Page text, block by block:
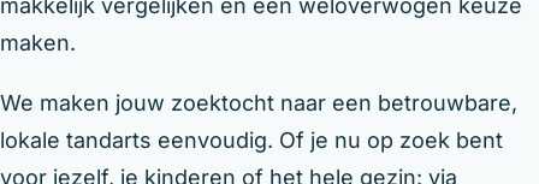
maken.
We maken jouw zoektocht naar een betrouwbare,
lokale tandarts eenvoudig. Of je nu op zoek bent
voor jezelf, je kinderen of het hele gezin: via